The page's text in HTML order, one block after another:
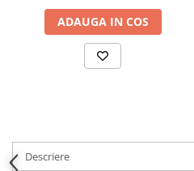
UmidificatoreADAUGA IN COS
Descriere